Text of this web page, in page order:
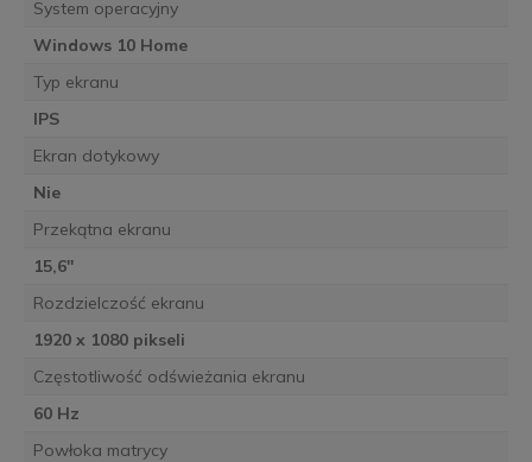
System operacyjny
Windows 10 Home
Typ ekranu
IPS
Ekran dotykowy
Nie
Przekątna ekranu
15,6''
Rozdzielczość ekranu
1920 x 1080 pikseli
Częstotliwość odświeżania ekranu
60 Hz
Powłoka matrycy